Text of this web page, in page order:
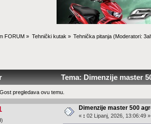
FORUM » Tehnički kutak » Tehnička pitanja(Moderatori:
Tema: Dimenzije master
pregledava ovu temu.
)
Dimenzije master 500
« : 02 Lipanj, 2026, 13:06:49 »